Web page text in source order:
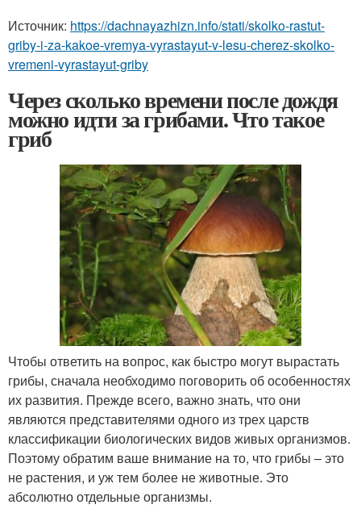
Источник: https://dachnayazhizn.info/stati/skolko-rastut-
griby-i-za-kakoe-vremya-vyrastayut-v-lesu-cherez-skolko-
vremeni-vyrastayut-griby
Через сколько времени после дождя
можно идти за грибами. Что такое
гриб
Чтобы ответить на вопрос, как быстро могут вырастать
грибы, сначала необходимо поговорить об особенностях
их развития. Прежде всего, важно знать, что они
являются представителями одного из трех царств
классификации биологических видов живых организмов.
Поэтому обратим ваше внимание на то, что грибы – это
не растения, и уж тем более не животные. Это
абсолютно отдельные организмы.